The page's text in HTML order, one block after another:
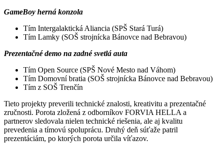
GameBoy herná konzola
Tím Intergalaktická Aliancia (SPŠ Stará Turá)
Tím Lamky (SOŠ strojnícka Bánovce nad Bebravou)
Prezentačné demo na zadné svetlá auta
Tím Open Source (SPŠ Nové Mesto nad Váhom)
Tím Domovní bratia (SOŠ strojnícka Bánovce nad Bebravou)
Tím z SOŠ Trenčín
Tieto projekty preverili technické znalosti, kreativitu a prezentačné
zručnosti. Porota zložená z odborníkov FORVIA HELLA a
partnerov sledovala nielen technické riešenia, ale aj kvalitu
prevedenia a tímovú spoluprácu. Druhý deň súťaže patril
prezentáciám, po ktorých porota určila víťazov.